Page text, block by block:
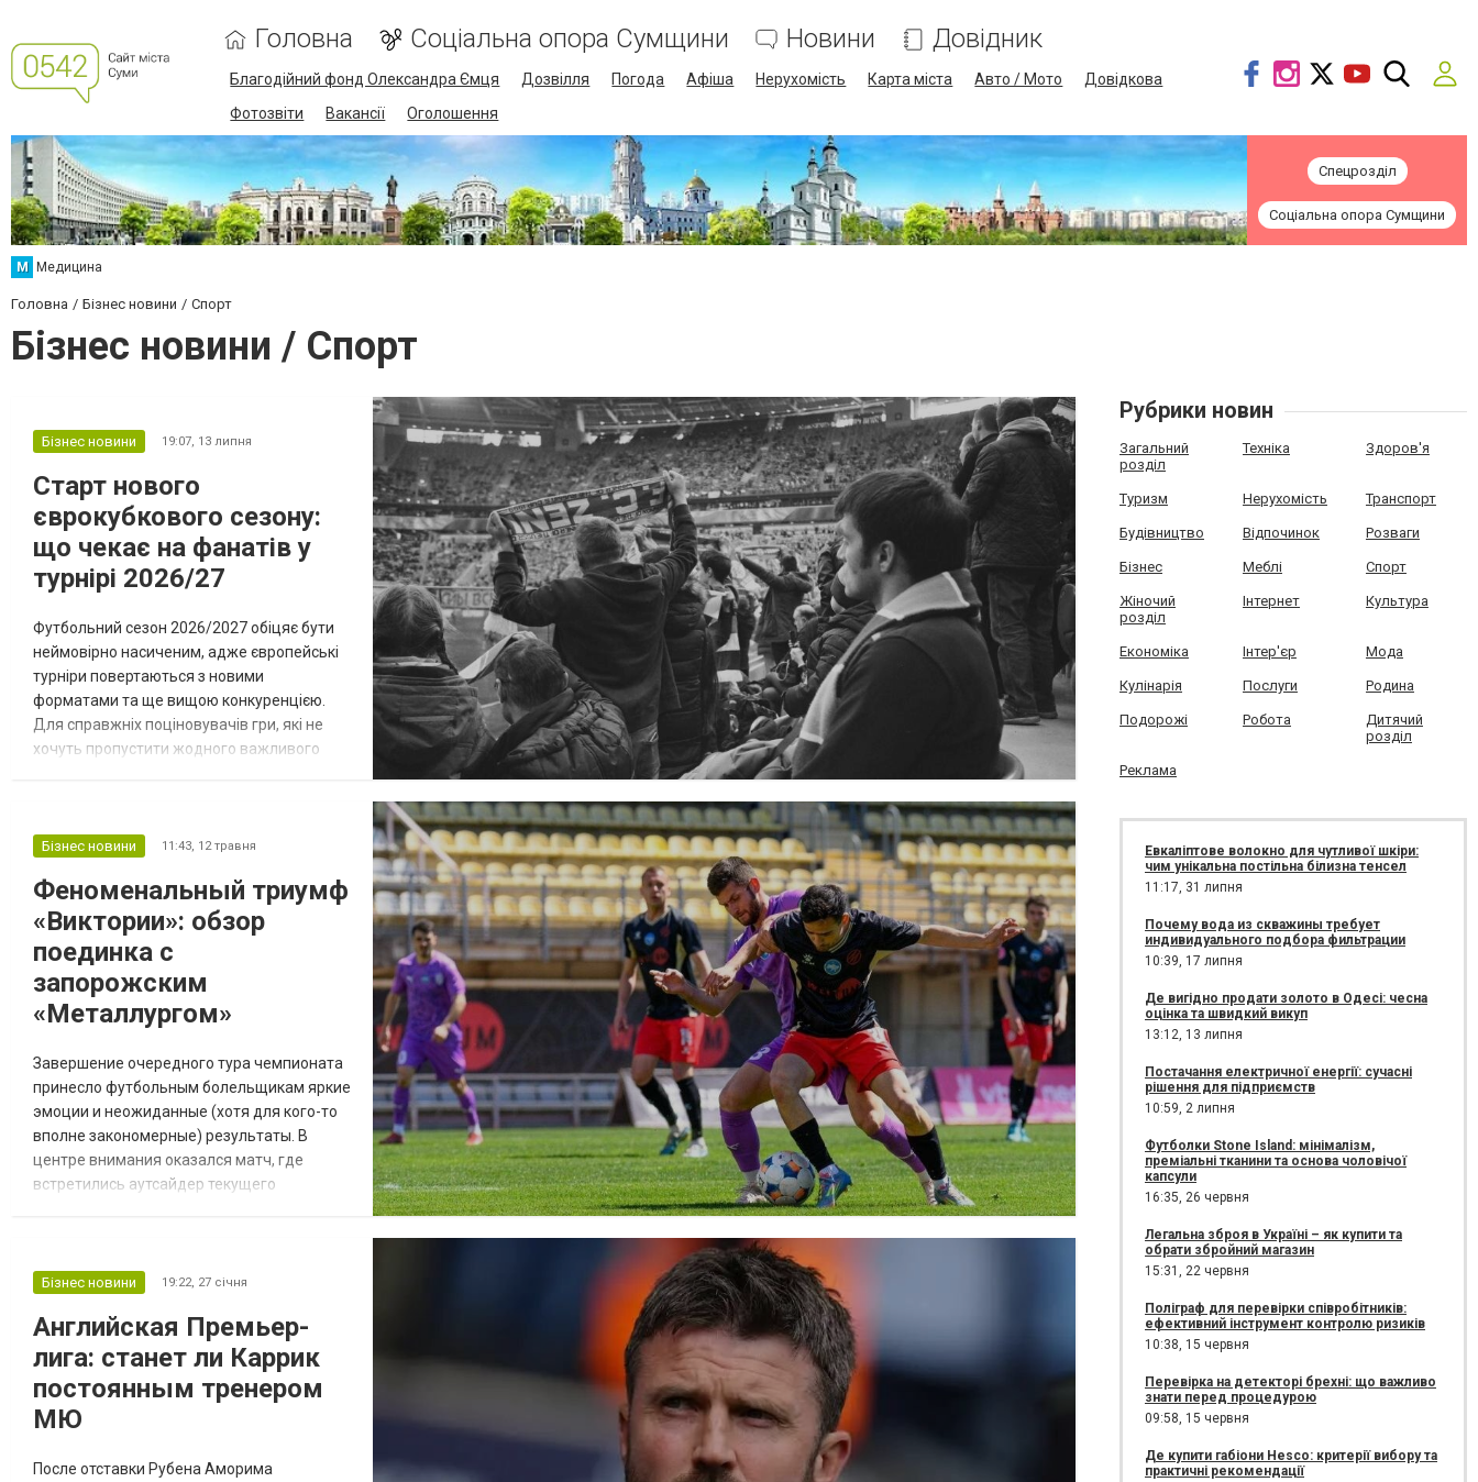
Головна Соціальна опора Сумщини Новини Довідник
Благодійний фонд Олександра Ємця Дозвілля Погода Афіша Нерухомість Карта міста Авто / Мото
Довідкова
Фотозвіти
Вакансії Оголошення
Спецрозділ
Соціальна опора Сумщини
М Медицина
Головна Бізнес новини Спорт
Бізнес новини / Спорт
Бізнес новини 19:07, 13 липня
Старт нового
єврокубкового сезону:
що чекає на фанатів у
турнірі 2026/27
Футбольний сезон 2026/2027 обіцяє бути
неймовірно насиченим, адже європейські
турніри повертаються з новими
форматами та ще вищою конкуренцією.
Для справжніх поціновувачів гри, які не
хочуть пропустити жодного важливого
етапи стартують вже з липня, що дозволяє
до марафону трансляцій. Нові реалії та с...
Бізнес новини 11:43, 12 травня
Феноменальный триумф
«Виктории»: обзор
поединка с
запорожским
«Металлургом»
Завершение очередного тура чемпионата
принесло футбольным болельщикам яркие
эмоции и неожиданные (хотя для кого-то
вполне закономерные) результаты. В
центре внимания оказался матч, где
встретились аутсайдер текущего
плотностью результатов и драматизмом,
полях страны. Сумская «Виктория»
подошла к этой встрече в ст...
Бізнес новини 19:22, 27 січня
Английская Премьер-
лига: станет ли Каррик
постоянным тренером
МЮ
После отставки Рубена Аморима
Рубрики новин
Загальний
розділ
Техніка Здоров'я
Туризм Нерухомість Транспорт
Будівництво Відпочинок Розваги
Бізнес Меблі Спорт
Жіночий
розділ
Інтернет Культура
Економіка Інтер'єр Мода
Кулінарія Послуги Родина
Подорожі Робота
Дитячий
розділ
Реклама
Евкаліптове волокно для чутливої шкіри:
чим унікальна постільна білизна тенсел
11:17, 31 липня
Почему вода из скважины требует
индивидуального подбора фильтрации
10:39, 17 липня
Де вигідно продати золото в Одесі: чесна
оцінка та швидкий викуп
13:12, 13 липня
Постачання електричної енергії: сучасні
рішення для підприємств
10:59, 2 липня
Футболки Stone Island: мінімалізм,
преміальні тканини та основа чоловічої
капсули
16:35, 26 червня
Легальна зброя в Україні – як купити та
обрати збройний магазин
15:31, 22 червня
Поліграф для перевірки співробітників:
ефективний інструмент контролю ризиків
10:38, 15 червня
Перевірка на детекторі брехні: що важливо
знати перед процедурою
09:58, 15 червня
Де купити габіони Hesco: критерії вибору та
практичні рекомендації